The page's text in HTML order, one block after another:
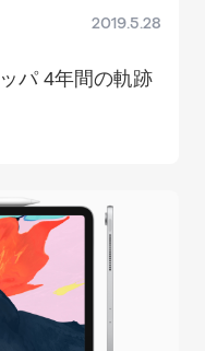
2019.5.28
パ 4年間の軌跡